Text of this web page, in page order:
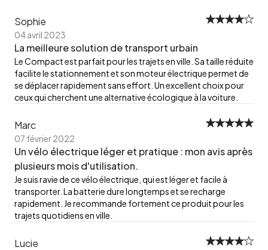
Sophie
04 avril 2023
La meilleure solution de transport urbain
Le Compact est parfait pour les trajets en ville. Sa taille réduite
facilite le stationnement et son moteur électrique permet de
se déplacer rapidement sans effort. Un excellent choix pour
ceux qui cherchent une alternative écologique à la voiture.
Marc
07 février 2022
Un vélo électrique léger et pratique : mon avis après
plusieurs mois d'utilisation.
Je suis ravie de ce vélo électrique, qui est léger et facile à
transporter. La batterie dure longtemps et se recharge
rapidement. Je recommande fortement ce produit pour les
trajets quotidiens en ville.
Lucie